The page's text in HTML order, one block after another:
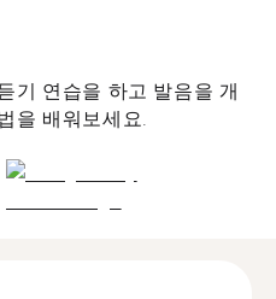
기 연습을 하고 발음을 개
을 배워보세요.